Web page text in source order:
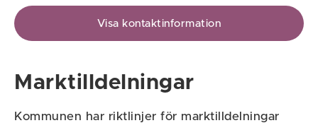
Visa kontaktinformation
Marktilldelningar
Kommunen har riktlinjer för marktilldelningar